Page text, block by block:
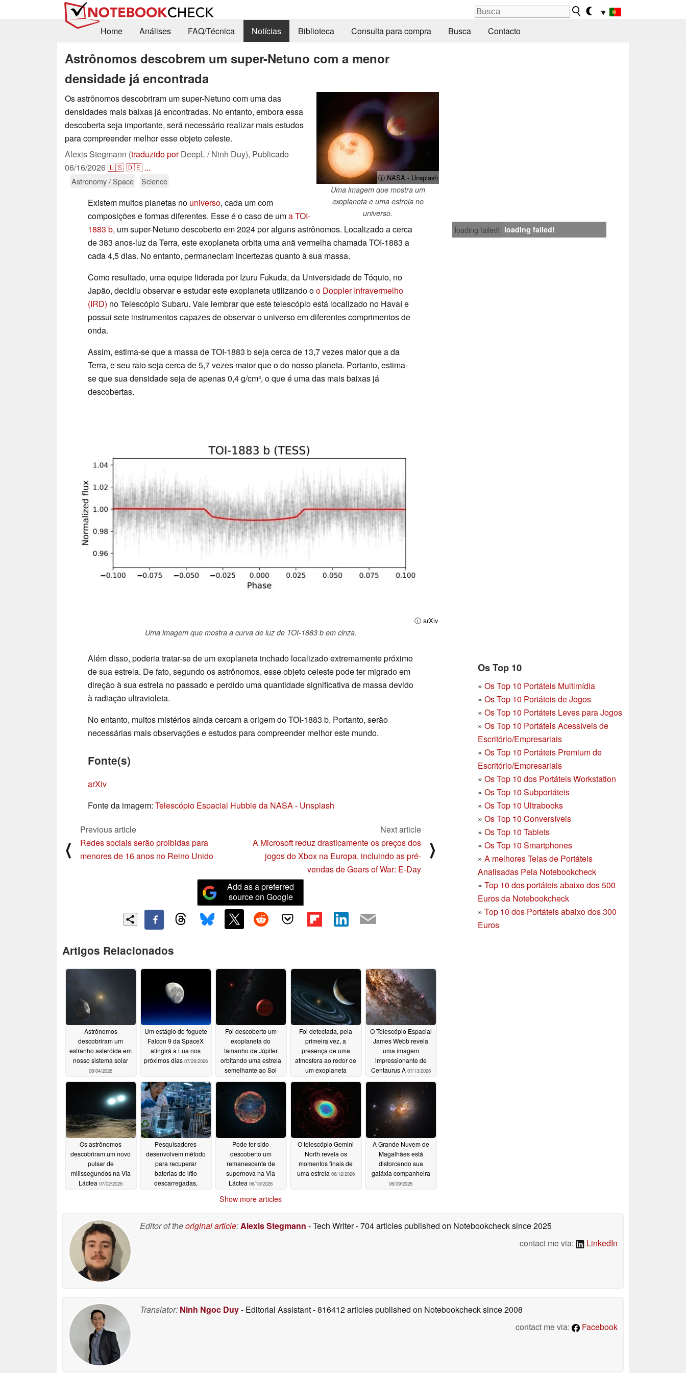
▼
Home
Análises FAQ/Técnica Notícias Biblioteca Consulta para compra Busca Contacto
Astrônomos descobrem um super-Netuno com a menor
densidade já encontrada
ⓘ NASA - Unsplash
Uma imagem que mostra um
exoplaneta e uma estrela no
universo.
Os astrônomos descobriram um super-Netuno com uma das
densidades mais baixas já encontradas. No entanto, embora essa
descoberta seja importante, será necessário realizar mais estudos
para compreender melhor esse objeto celeste.
Alexis Stegmann (traduzido porDeepL / Ninh Duy), Publicado
06/16/2026🇺🇸🇩🇪 ...
Astronomy / Space Science
loading failed! loading failed!
Existem muitos planetas no universo, cada um com
composições e formas diferentes. Esse é o caso de uma TOI-
1883 b, um super-Netuno descoberto em 2024 por alguns astrônomos. Localizado a cerca
de 383 anos-luz da Terra, este exoplaneta orbita uma anã vermelha chamada TOI-1883 a
cada 4,5 dias. No entanto, permaneciam incertezas quanto à sua massa.
Como resultado, uma equipe liderada por Izuru Fukuda, da Universidade de Tóquio, no
Japão, decidiu observar e estudar este exoplaneta utilizando oo Doppler Infravermelho
(IRD) no Telescópio Subaru. Vale lembrar que este telescópio está localizado no Havaí e
possui sete instrumentos capazes de observar o universo em diferentes comprimentos de
onda.
Assim, estima-se que a massa de TOI-1883 b seja cerca de 13,7 vezes maior que a da
Terra, e seu raio seja cerca de 5,7 vezes maior que o do nosso planeta. Portanto, estima-
se que sua densidade seja de apenas 0,4 g/cm³, o que é uma das mais baixas já
descobertas.
ⓘ arXiv
Uma imagem que mostra a curva de luz de TOI-1883 b em cinza.
Os Top 10
» Os Top 10 Portáteis Multimídia
» Os Top 10 Portáteis de Jogos
» Os Top 10 Portáteis Leves para Jogos
» Os Top 10 Portáteis Acessíveis de
Escritório/Empresariais
» Os Top 10 Portáteis Premium de
Escritório/Empresariais
» Os Top 10 dos Portáteis Workstation
» Os Top 10 Subportáteis
» Os Top 10 Ultrabooks
» Os Top 10 Conversíveis
» Os Top 10 Tablets
» Os Top 10 Smartphones
» A melhores Telas de Portáteis
Analisadas Pela Notebookcheck
» Top 10 dos portáteis abaixo dos 500
Euros da Notebookcheck
» Top 10 dos Portáteis abaixo dos 300
Euros
Além disso, poderia tratar-se de um exoplaneta inchado localizado extremamente próximo
de sua estrela. De fato, segundo os astrônomos, esse objeto celeste pode ter migrado em
direção à sua estrela no passado e perdido uma quantidade significativa de massa devido
à radiação ultravioleta.
No entanto, muitos mistérios ainda cercam a origem do TOI-1883 b. Portanto, serão
necessárias mais observações e estudos para compreender melhor este mundo.
Fonte(s)
arXiv
Fonte da imagem: Telescópio Espacial Hubble da NASA - Unsplash
⟨
Previous article
Redes sociais serão proibidas para
menores de 16 anos no Reino Unido
Next article
A Microsoft reduz drasticamente os preços dos
jogos do Xbox na Europa, incluindo as pré-
vendas de Gears of War: E-Day
⟩
Add as a preferred
source on Google
Artigos Relacionados
Astrônomos
descobriram um
estranho asteróide em
nosso sistema solar
08/04/2026
Um estágio do foguete
Falcon 9 da SpaceX
atingirá a Lua nos
próximos dias 07/29/2026
Foi descoberto um
exoplaneta do
tamanho de Júpiter
orbitando uma estrela
semelhante ao Sol
07/20/2026
Foi detectada, pela
primeira vez, a
presença de uma
atmosfera ao redor de
um exoplaneta
07/18/2026
O Telescópio Espacial
James Webb revela
uma imagem
impressionante de
Centaurus A 07/13/2026
Os astrônomos
descobriram um novo
pulsar de
milissegundos na Via
Láctea 07/02/2026
Pesquisadores
desenvolvem método
para recuperar
baterias de lítio
descarregadas,
Pode ter sido
descoberto um
remanescente de
supernova na Via
Láctea 06/13/2026
O telescópio Gemini
North revela os
momentos finais de
uma estrela 06/12/2026
A Grande Nuvem de
Magalhães está
distorcendo sua
galáxia companheira
06/09/2026
Show more articles
Editor of theoriginal article:Alexis Stegmann - Tech Writer- 704 articles published on Notebookchecksince 2025
contact me via:
LinkedIn
Translator: Ninh Ngoc Duy- Editorial Assistant- 816412 articles published on Notebookchecksince 2008
contact me via:
Facebook